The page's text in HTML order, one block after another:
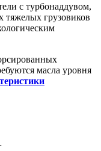
с турбонаддувом,
тяжелых грузовиков
масла уровня